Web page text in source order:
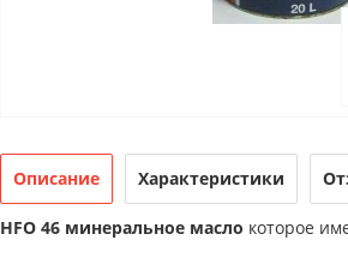
Описание Характеристики
HFO 46 минеральное масло которое